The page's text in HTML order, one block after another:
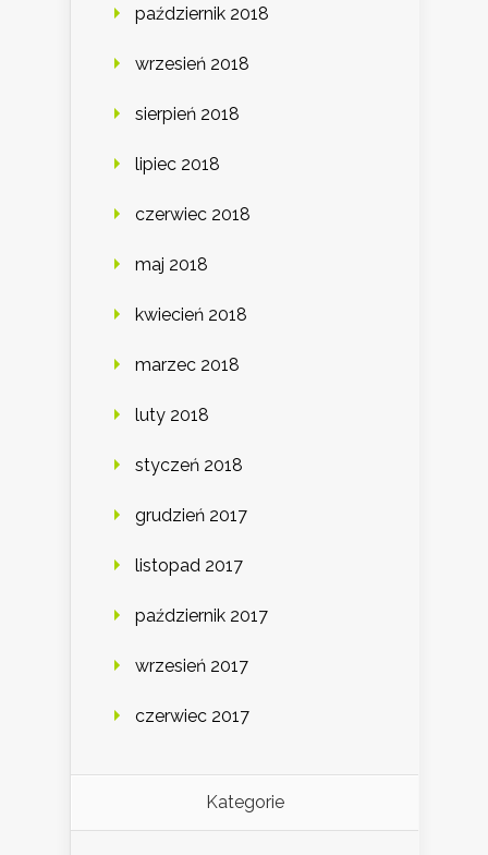
październik 2018
wrzesień 2018
sierpień 2018
lipiec 2018
czerwiec 2018
maj 2018
kwiecień 2018
marzec 2018
luty 2018
styczeń 2018
grudzień 2017
listopad 2017
październik 2017
wrzesień 2017
czerwiec 2017
Kategorie